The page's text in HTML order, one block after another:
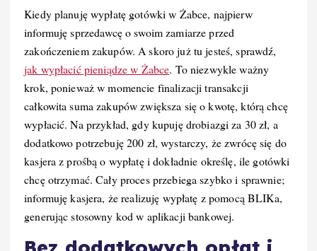
Kiedy planuję wypłatę gotówki w Żabce, najpierw
informuję sprzedawcę o swoim zamiarze przed
zakończeniem zakupów. A skoro już tu jesteś, sprawdź,
jak wypłacić pieniądze w Żabce. To niezwykle ważny
krok, ponieważ w momencie finalizacji transakcji
całkowita suma zakupów zwiększa się o kwotę, którą chcę
wypłacić. Na przykład, gdy kupuję drobiazgi za 30 zł, a
dodatkowo potrzebuję 200 zł, wystarczy, że zwrócę się do
kasjera z prośbą o wypłatę i dokładnie określę, ile gotówki
chcę otrzymać. Cały proces przebiega szybko i sprawnie;
informuję kasjera, że realizuję wypłatę z pomocą BLIKa,
generując stosowny kod w aplikacji bankowej.